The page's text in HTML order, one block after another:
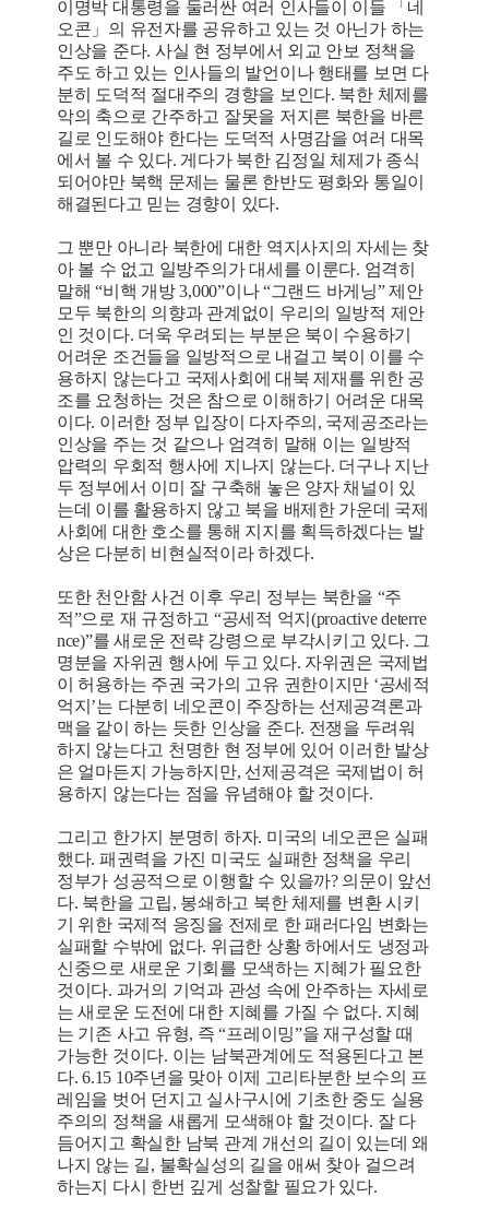
이명박 대통령을 둘러싼 여러 인사들이 이들 「네
오콘」의 유전자를 공유하고 있는 것 아닌가 하는
인상을 준다. 사실 현 정부에서 외교 안보 정책을
주도 하고 있는 인사들의 발언이나 행태를 보면 다
분히 도덕적 절대주의 경향을 보인다. 북한 체제를
악의 축으로 간주하고 잘못을 저지른 북한을 바른
길로 인도해야 한다는 도덕적 사명감을 여러 대목
에서 볼 수 있다. 게다가 북한 김정일 체제가 종식
되어야만 북핵 문제는 물론 한반도 평화와 통일이
해결된다고 믿는 경향이 있다.
그 뿐만 아니라 북한에 대한 역지사지의 자세는 찾
아 볼 수 없고 일방주의가 대세를 이룬다. 엄격히
말해 “비핵 개방 3,000”이나 “그랜드 바게닝” 제안
모두 북한의 의향과 관계없이 우리의 일방적 제안
인 것이다. 더욱 우려되는 부분은 북이 수용하기
어려운 조건들을 일방적으로 내걸고 북이 이를 수
용하지 않는다고 국제사회에 대북 제재를 위한 공
조를 요청하는 것은 참으로 이해하기 어려운 대목
이다. 이러한 정부 입장이 다자주의, 국제공조라는
인상을 주는 것 같으나 엄격히 말해 이는 일방적
압력의 우회적 행사에 지나지 않는다. 더구나 지난
두 정부에서 이미 잘 구축해 놓은 양자 채널이 있
는데 이를 활용하지 않고 북을 배제한 가운데 국제
사회에 대한 호소를 통해 지지를 획득하겠다는 발
상은 다분히 비현실적이라 하겠다.
또한 천안함 사건 이후 우리 정부는 북한을 “주
적”으로 재 규정하고 “공세적 억지(proactive deterre
nce)”를 새로운 전략 강령으로 부각시키고 있다. 그
명분을 자위권 행사에 두고 있다. 자위권은 국제법
이 허용하는 주권 국가의 고유 권한이지만 ‘공세적
억지’는 다분히 네오콘이 주장하는 선제공격론과
맥을 같이 하는 듯한 인상을 준다. 전쟁을 두려워
하지 않는다고 천명한 현 정부에 있어 이러한 발상
은 얼마든지 가능하지만, 선제공격은 국제법이 허
용하지 않는다는 점을 유념해야 할 것이다.
그리고 한가지 분명히 하자. 미국의 네오콘은 실패
했다. 패권력을 가진 미국도 실패한 정책을 우리
정부가 성공적으로 이행할 수 있을까? 의문이 앞선
다. 북한을 고립, 봉쇄하고 북한 체제를 변환 시키
기 위한 국제적 응징을 전제로 한 패러다임 변화는
실패할 수밖에 없다. 위급한 상황 하에서도 냉정과
신중으로 새로운 기회를 모색하는 지혜가 필요한
것이다. 과거의 기억과 관성 속에 안주하는 자세로
는 새로운 도전에 대한 지혜를 가질 수 없다. 지혜
는 기존 사고 유형, 즉 “프레이밍”을 재구성할 때
가능한 것이다. 이는 남북관계에도 적용된다고 본
다. 6.15 10주년을 맞아 이제 고리타분한 보수의 프
레임을 벗어 던지고 실사구시에 기초한 중도 실용
주의의 정책을 새롭게 모색해야 할 것이다. 잘 다
듬어지고 확실한 남북 관계 개선의 길이 있는데 왜
나지 않는 길, 불확실성의 길을 애써 찾아 걸으려
하는지 다시 한번 깊게 성찰할 필요가 있다.